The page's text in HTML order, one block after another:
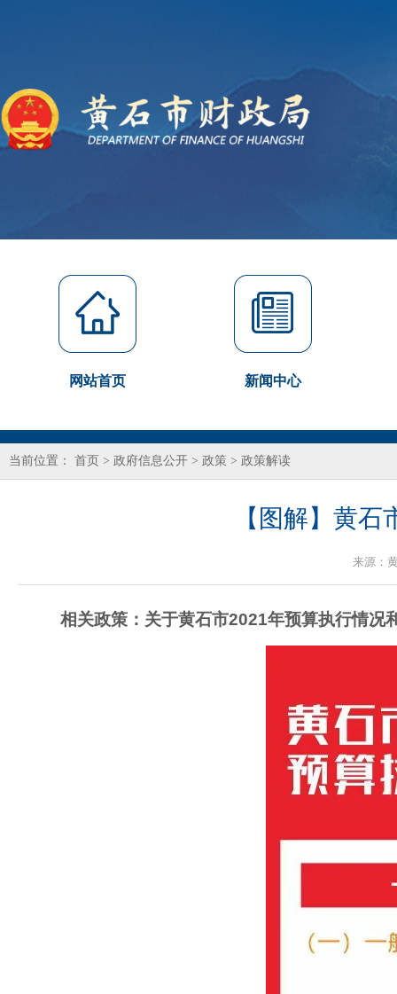
网站首页 新闻中心
当前位置： 首页 > 政府信息公开 > 政策 > 政策解读
【图解】黄
来源：
相关政策：关于黄石市2021年预算执行情况